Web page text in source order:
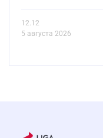
12.12
5 августа 2026